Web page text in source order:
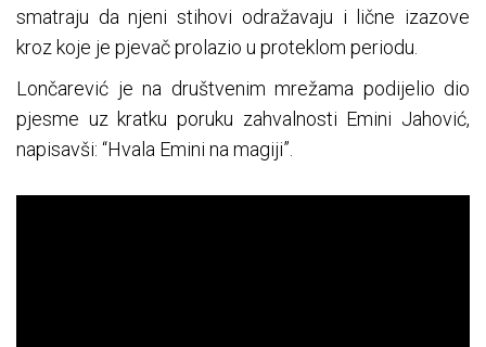
smatraju da njeni stihovi odražavaju i lične izazove
kroz koje je pjevač prolazio u proteklom periodu.
Lončarević je na društvenim mrežama podijelio dio
pjesme uz kratku poruku zahvalnosti Emini Jahović,
napisavši: “Hvala Emini na magiji”.